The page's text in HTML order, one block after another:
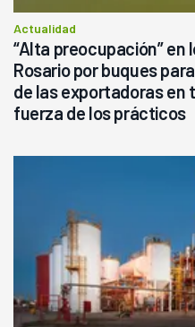
Actualidad
“Alta preocupación” en
Rosario por buques
de las exportadoras en
fuerza de los prácticos